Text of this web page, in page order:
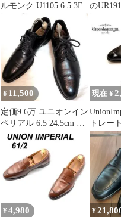
ルモンク U1105 6.5 3E
の
日対応
¥ 11,500
定価9.6万 ユニオンイン
ペリアル 6.5 24.5cm ビ
ジネス 革靴 黒
現在 ¥
トレー
.
¥ 4,980 ¥